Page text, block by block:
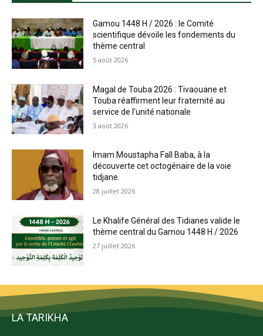
Gamou 1448 H / 2026 : le Comité
scientifique dévoile les fondements du
thème central
5 août 2026
Magal de Touba 2026 : Tivaouane et
Touba réaffirment leur fraternité au
service de l’unité nationale
3 août 2026
Imam Moustapha Fall Baba, à la
découverte cet octogénaire de la voie
tidjane.
28 juillet 2026
Le Khalife Général des Tidianes valide le
thème central du Gamou 1448 H / 2026
27 juillet 2026
LA TARIKHA